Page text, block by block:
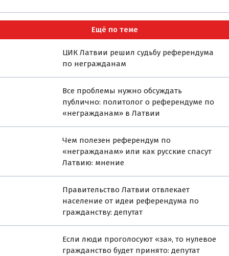
Ещё по теме
ЦИК Латвии решил судьбу референдума
по негражданам
Все проблемы нужно обсуждать
публично: политолог о референдуме по
«негражданам» в Латвии
Чем полезен референдум по
«негражданам» или как русские спасут
Латвию: мнение
Правительство Латвии отвлекает
население от идеи референдума по
гражданству: депутат
Если люди проголосуют «за», то нулевое
гражданство будет принято: депутат